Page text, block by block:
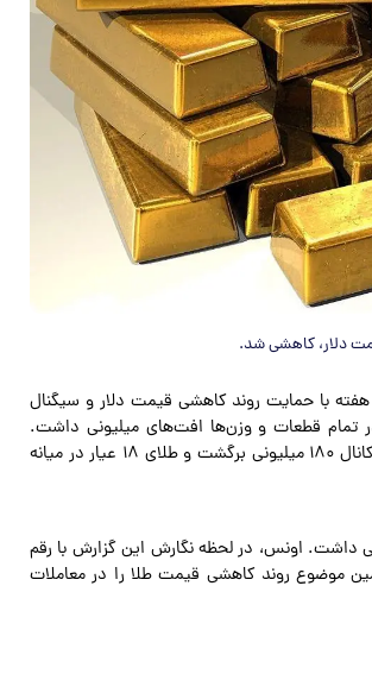
دلار، کاهشی شد.
با حمایت روند کاهشی قیمت دلار و سیگنال
در تمام قطعات و وزن‌ها افت‌های میلیونی داشت.
قیمت سکه امامی در معاملات عصرگاهی روز چ‍هارشنبه ۲۶ فروردین به کف کانال ۱۸۰ میلیونی برگشت و طلای ۱۸ عیار در میانه
داشت. اونس، در لحظه نگارش این گزارش با رقم
و افزایش نزدیک به ۱۳ دلاری دارد. همین موضوع روند کاهشی قیمت طلا را در معاملات